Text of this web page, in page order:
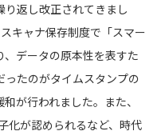
返し改正されてきまし
キャナ保存制度で「スマー
、データの原本性を表すた
たのがタイムスタンプの
が行われました。また、
化が認められるなど、時代